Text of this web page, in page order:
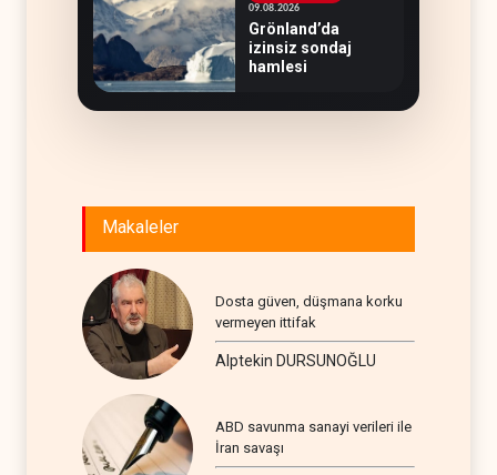
09.08.2026
Grönland’da
izinsiz sondaj
hamlesi
Makaleler
Dosta güven, düşmana korku
vermeyen ittifak
Alptekin DURSUNOĞLU
ABD savunma sanayi verileri ile
İran savaşı